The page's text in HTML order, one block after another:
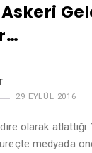
29 EYLÜL 2016
olarak
medyada